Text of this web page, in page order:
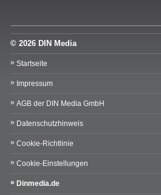
© 2026 DIN Media
Startseite
Impressum
AGB der DIN Media GmbH
Datenschutzhinweis
Cookie-Richtlinie
Cookie-Einstellungen
Dinmedia.de